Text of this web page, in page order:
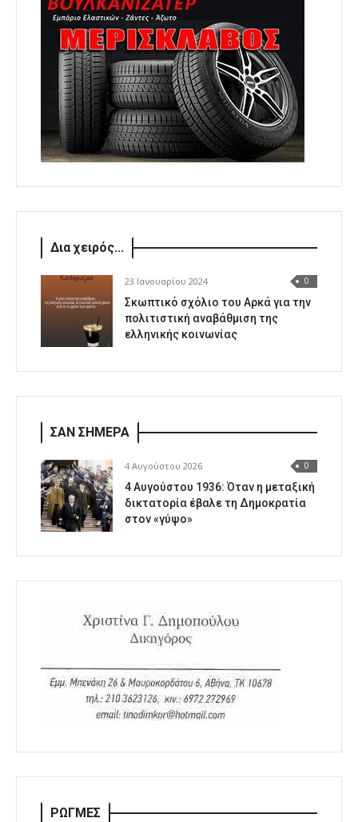
Δια χειρός...
23 Ιανουαρίου 2024 0
Σκωπτικό σχόλιο του Αρκά για την
πολιτιστική αναβάθμιση της
ελληνικής κοινωνίας
ΣΑΝ ΣΗΜΕΡΑ
4 Αυγούστου 2026 0
4 Αυγούστου 1936: Όταν η μεταξική
δικτατορία έβαλε τη Δημοκρατία
στον «γύψο»
ΡΩΓΜΕΣ